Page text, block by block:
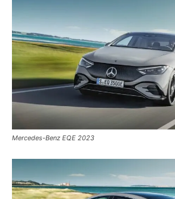
Mercedes-Benz EQE 2023